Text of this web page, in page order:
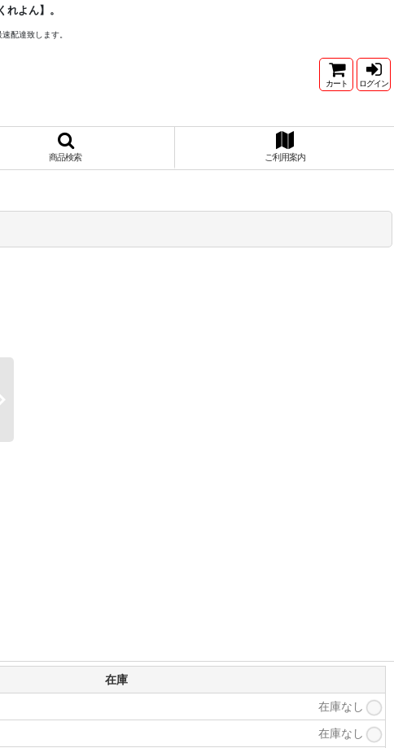
よん】。
配達致します。
カート ログイン
商品検索 ご利用案内
在庫
在庫なし
在庫なし